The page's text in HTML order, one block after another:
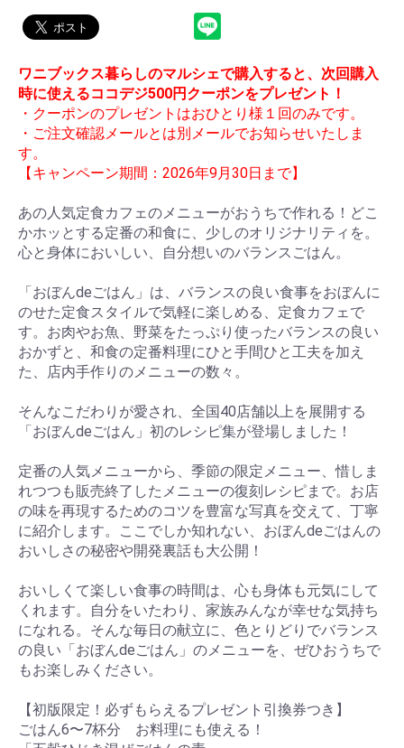
お買い物を続ける カートへ進む
ワニブックス暮らしのマルシェで購入すると、次回購入
時に使えるココデジ500円クーポンをプレゼント！
・クーポンのプレゼントはおひとり様１回のみです。
・ご注文確認メールとは別メールでお知らせいたしま
す。
【キャンペーン期間：2026年9月30日まで】
あの人気定食カフェのメニューがおうちで作れる！どこ
かホッとする定番の和食に、少しのオリジナリティを。
心と身体においしい、自分想いのバランスごはん。
「おぼんdeごはん」は、バランスの良い食事をおぼんに
のせた定食スタイルで気軽に楽しめる、定食カフェで
す。お肉やお魚、野菜をたっぷり使ったバランスの良い
おかずと、和食の定番料理にひと手間ひと工夫を加え
た、店内手作りのメニューの数々。
そんなこだわりが愛され、全国40店舗以上を展開する
「おぼんdeごはん」初のレシピ集が登場しました！
定番の人気メニューから、季節の限定メニュー、惜しま
れつつも販売終了したメニューの復刻レシピまで。お店
の味を再現するためのコツを豊富な写真を交えて、丁寧
に紹介します。ここでしか知れない、おぼんdeごはんの
おいしさの秘密や開発裏話も大公開！
おいしくて楽しい食事の時間は、心も身体も元気にして
くれます。自分をいたわり、家族みんなが幸せな気持ち
になれる。そんな毎日の献立に、色とりどりでバランス
の良い「おぼんdeごはん」のメニューを、ぜひおうちで
もお楽しみください。
【初版限定！必ずもらえるプレゼント引換券つき】
ごはん6〜7杯分 お料理にも使える！